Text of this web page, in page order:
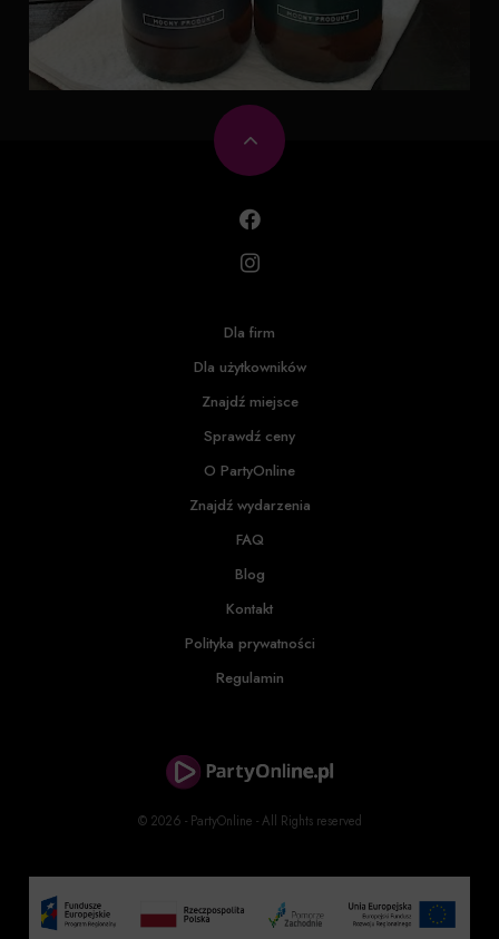
© 2026 - PartyOnline - All Rights reserved
Dla firm
Dla użytkowników
Znajdź miejsce
Sprawdź ceny
O PartyOnline
Znajdź wydarzenia
FAQ
Blog
Kontakt
Polityka prywatności
Regulamin